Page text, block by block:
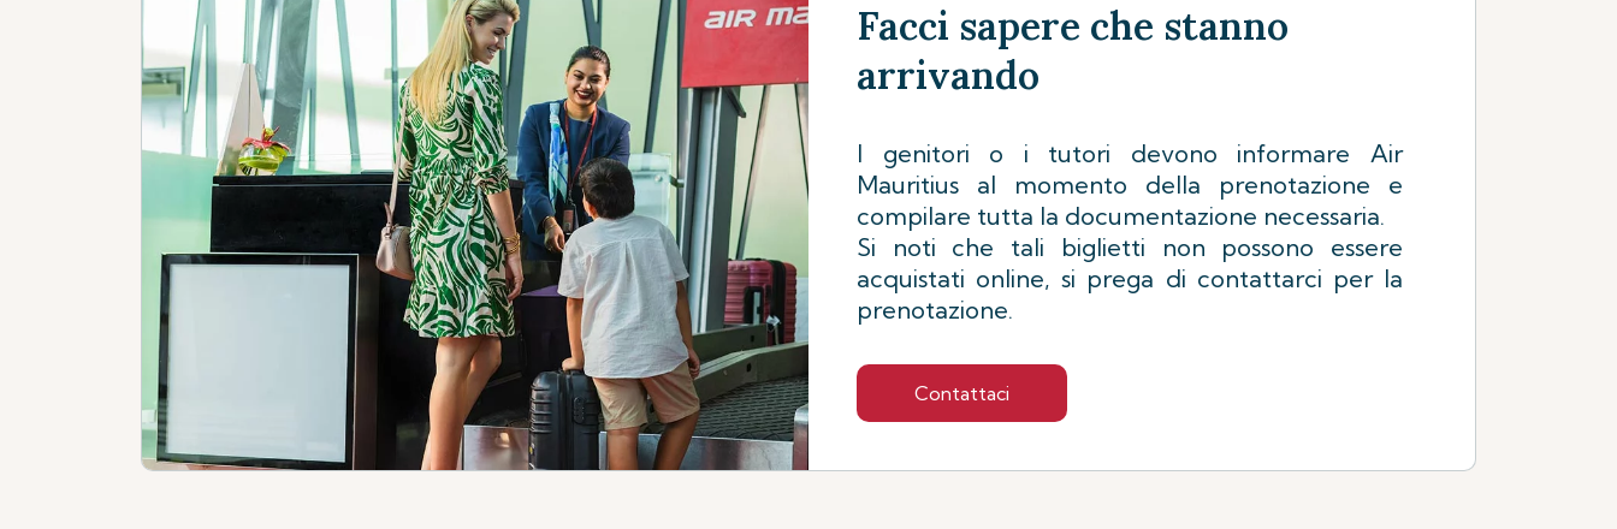
Facci sapere che stanno
arrivando
I genitori o i tutori devono informare Air
Mauritius al momento della prenotazione e
compilare tutta la documentazione necessaria.
Si noti che tali biglietti non possono essere
acquistati online, si prega di contattarci per la
prenotazione.
Contattaci